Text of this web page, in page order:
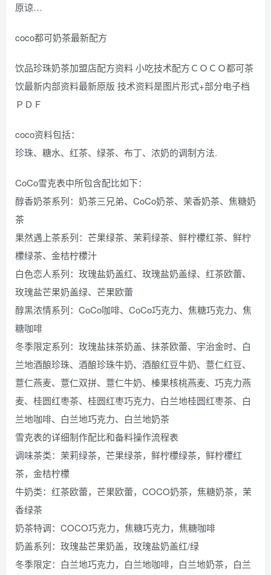
原谅…
coco都可奶茶最新配方
饮品珍珠奶茶加盟店配方资料 小吃技术配方ＣＯＣＯ都可茶
饮最新内部资料最新原版 技术资料是图片形式+部分电子档
ＰＤＦ
coco资料包括：
珍珠、糖水、红茶、绿茶、布丁、浓奶的调制方法.
CoCo雪克表中所包含配比如下：
醇香奶茶系列：奶茶三兄弟、CoCo奶茶、茉香奶茶、焦糖奶
茶
果然遇上茶系列：芒果绿茶、茉莉绿茶、鲜柠檬红茶、鲜柠
檬绿茶、金桔柠檬汁
白色恋人系列：玫瑰盐奶盖红、玫瑰盐奶盖绿、红茶欧蕾、
玫瑰盐芒果奶盖绿、芒果欧蕾
醇黑浓情系列：CoCo咖啡、CoCo巧克力、焦糖巧克力、焦
糖咖啡
冬季限定系列：玫瑰盐抹茶奶盖、抹茶欧蕾、宇治金时、白
兰地酒酿珍珠、酒酿珍珠牛奶、酒酿红豆牛奶、薏仁红豆、
薏仁燕麦、薏仁双拼、薏仁牛奶、榛果核桃燕麦、巧克力燕
麦、桂圆红枣茶、桂圆红枣巧克力、白兰地桂圆红枣茶、白
兰地咖啡、白兰地巧克力、白兰地奶茶
雪克表的详细制作配比和备料操作流程表
调味茶类：茉莉绿茶，芒果绿茶，鲜柠檬绿茶，鲜柠檬红
茶，金桔柠檬
牛奶类：红茶欧蕾，芒果欧蕾，COCO奶茶，焦糖奶茶，茉
香绿茶
奶茶特调：COCO巧克力，焦糖巧克力，焦糖咖啡
奶盖系列：玫瑰盐芒果奶盖，玫瑰盐奶盖红/绿
冬季限定：白兰地巧克力，白兰地咖啡，白兰地奶茶，白兰